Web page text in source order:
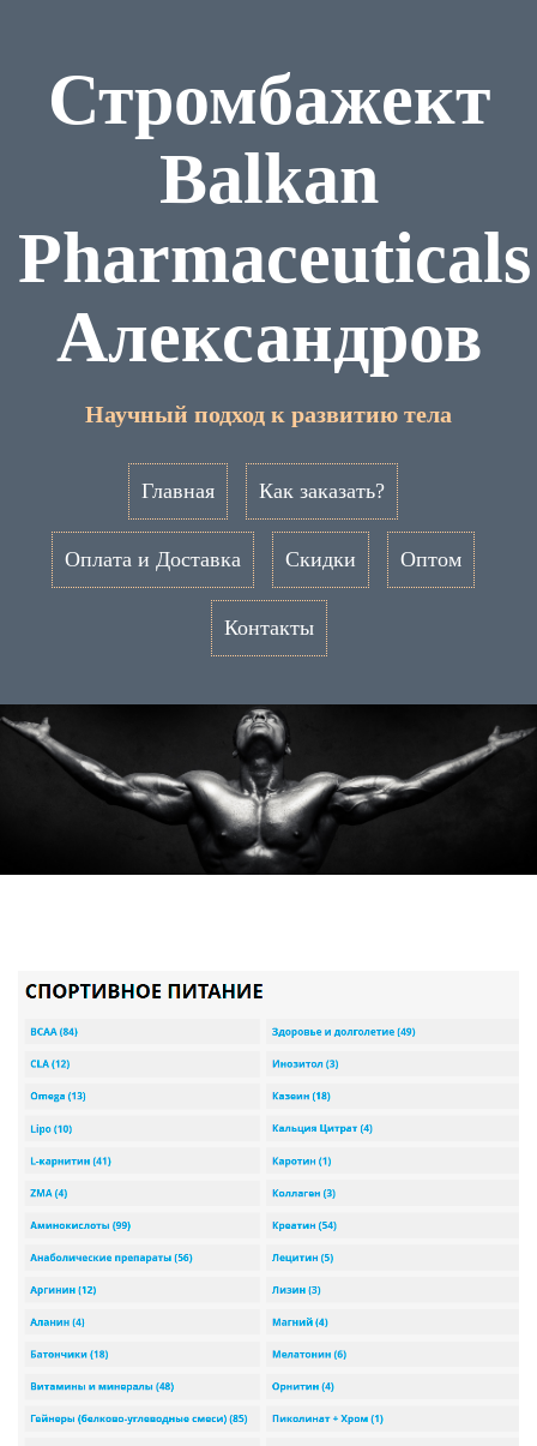
Стромбажект
Balkan
Pharmaceuticals
Александров
Научный подход к развитию тела
Главная Как заказать?
Оплата и Доставка Скидки Оптом
Контакты